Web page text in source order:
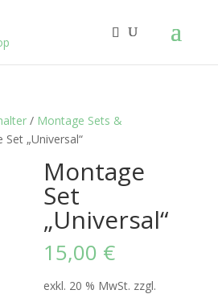
/ Montage Sets &
„Universal“
Montage
Set
„Universal“
15,00 €
exkl. 20 % MwSt. zzgl.